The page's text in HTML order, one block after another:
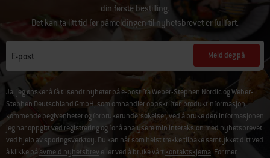
din første bestilling.
Det kan ta litt tid før påmeldingen til nyhetsbrevet er fullført.
E-post Meld deg på
Ja, jeg ønsker å få tilsendt nyheter på e-post fra Weber-Stephen Nordic og Weber-
Stephen Deutschland GmbH, som omhandler oppskrifter, produktinformasjon,
kommende begivenheter og forbrukerundersøkelser, ved å bruke den informasjonen
jeg har oppgitt ved registrering og for å analysere min interaksjon med nyhetsbrevet
ved hjelp av sporingsverktøy. Du kan når som helst trekke tilbake samtykket ditt ved
å klikke påavmeld nyhetsbreveller ved å bruke vårtkontaktskjema. For mer